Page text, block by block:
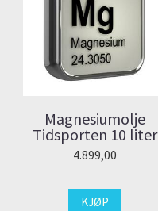
Magnesiumolje
Tidsporten 10 liter
4.899,00
KJØP